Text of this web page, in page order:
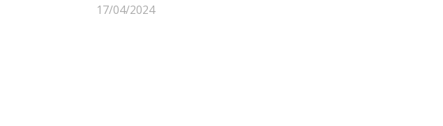
17/04/2024